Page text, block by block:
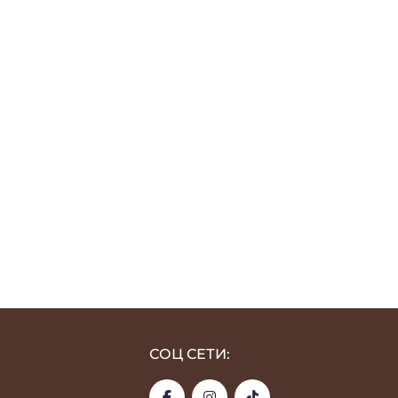
СОЦ СЕТИ: